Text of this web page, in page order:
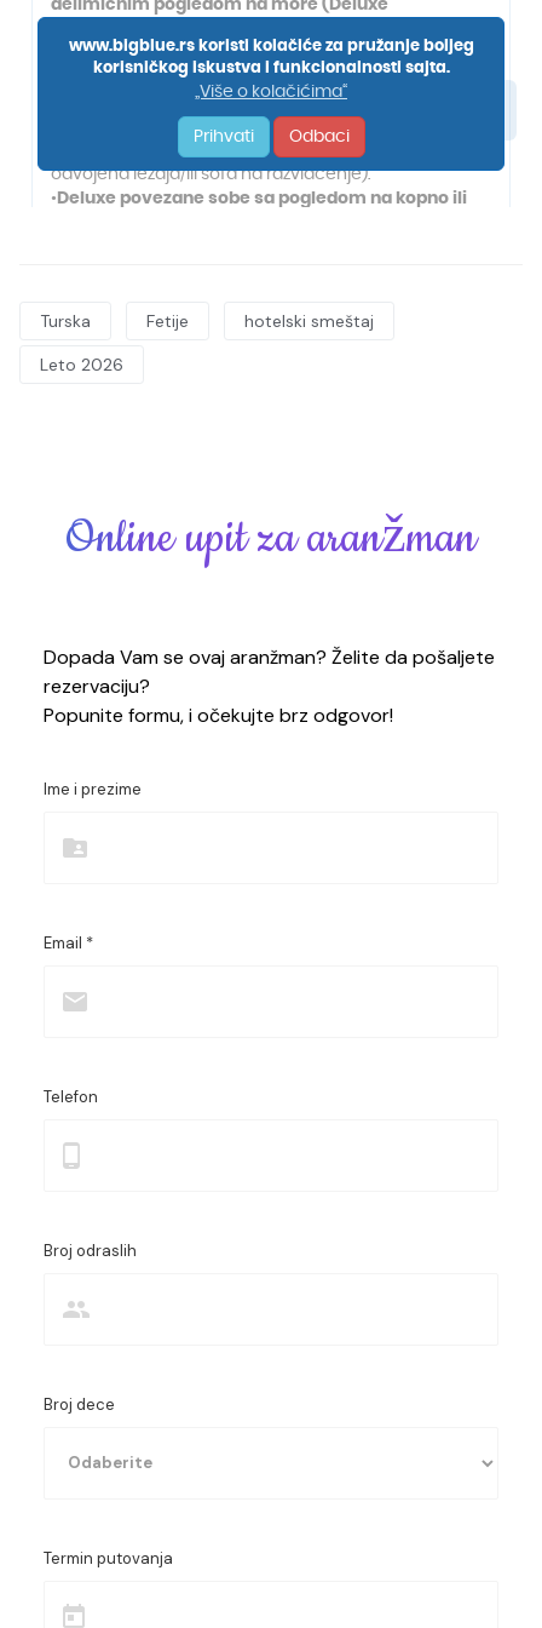
Turska Fetije
hotelski smeštaj
Leto 2026
Online upit za aranžman
Dopada Vam se ovaj aranžman? Želite da pošaljete
rezervaciju?
Popunite formu, i očekujte brz odgovor!
Ime i prezime
Email *
Telefon
Broj odraslih
Broj dece
Termin putovanja